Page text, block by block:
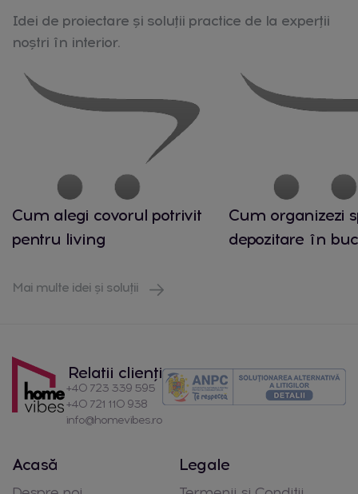
Idei de proiectare și soluții practice de la experții
noștri în interior.
Cum alegi covorul potrivit
pentru living
Cum organizezi
depozitare în
Mai multe idei și soluții
Relatii clienți
+40 723 339 595
+40 721 110 938
info@homevibes.ro
Acasă Legale